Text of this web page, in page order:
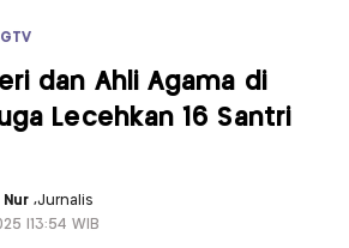
GTV
dan Ahli Agama di
Lecehkan 16 Santri
Nur ,Jurnalis
|13:54 WIB